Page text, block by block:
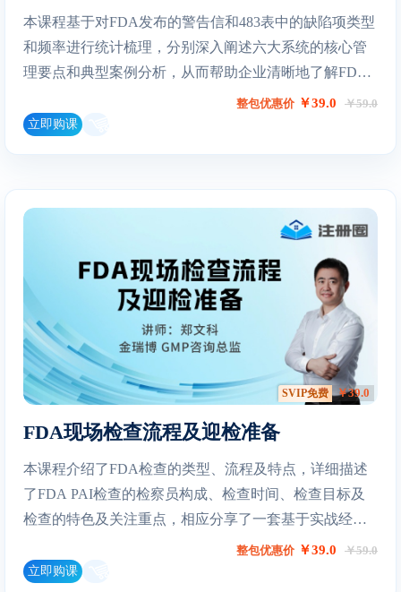
本课程基于对FDA发布的警告信和483表中的缺陷项类型
和频率进行统计梳理，分别深入阐述六大系统的核心管
理要点和典型案例分析，从而帮助企业清晰地了解FDA
检查的最新关注点和GMP检查中最常出现的缺陷项。
整包优惠价 ￥39.0
￥59.0
立即购课
SVIP免费 ￥39.0
FDA现场检查流程及迎检准备
本课程介绍了FDA检查的类型、流程及特点，详细描述
了FDA PAI检查的检察员构成、检查时间、检查目标及
检查的特色及关注重点，相应分享了一套基于实战经验
的迎检准备策略和技巧。同时还举例了部分典型的缺陷
案例。
整包优惠价 ￥39.0
￥59.0
立即购课